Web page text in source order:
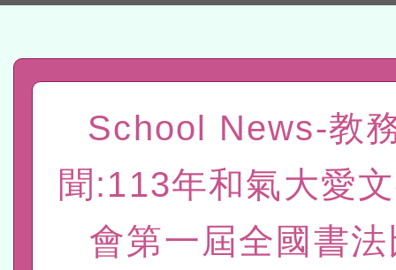
「數位內容與教學軟體線
t」
有關大陸委員會函釋公務
赴陸應申請許可一案
轉知經濟部水利署委託財
研究院辦理「115年表揚
位及節水達人選拔活動」
115年8月22日(星期六)辦
市孔廟祈福系列活動—儒
2026年桃園地景藝術節教
School News-教
聞:113年和氣大愛
會第一屆全國書